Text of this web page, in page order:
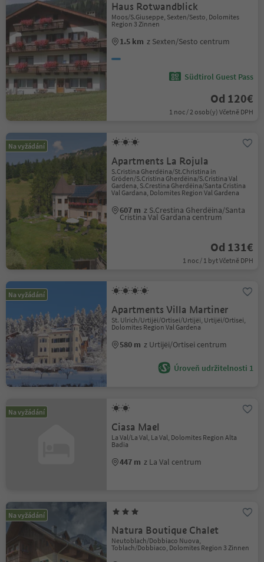
Haus Rotwandblick
Moos/S.Giuseppe, Sexten/Sesto, Dolomites
Region 3 Zinnen
1.5 km z Sexten/Sesto centrum
Südtirol Guest Pass
Od 120€
1 noc / 2 osob(y) Včetně DPH
Na vyžádání
Apartments La Rojula
S.Cristina Gherdëina/St.Christina in
Gröden/S.Cristina Gherdëina/S.Cristina Val
Gardena, S.Crestina Gherdëina/Santa Cristina
Val Gardana, Dolomites Region Val Gardena
607 m z S.Crestina Gherdëina/Santa
Cristina Val Gardana centrum
Od 131€
1 noc / 1 byt Včetně DPH
Na vyžádání
Apartments Villa Martiner
St. Ulrich/Urtijëi/Ortisei/Urtijëi, Urtijëi/Ortisei,
Dolomites Region Val Gardena
580 m z Urtijëi/Ortisei centrum
Úroveň udržitelnosti 1
Na vyžádání
Ciasa Mael
La Val/La Val, La Val, Dolomites Region Alta
Badia
447 m z La Val centrum
Na vyžádání
Natura Boutique Chalet
Neutoblach/Dobbiaco Nuova,
Toblach/Dobbiaco, Dolomites Region 3 Zinnen